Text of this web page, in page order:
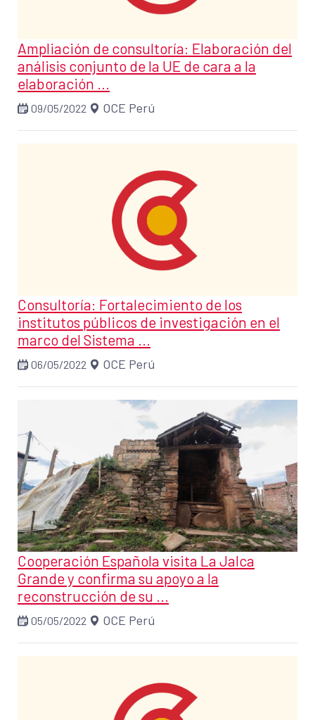
Ampliación de consultoría: Elaboración del
análisis conjunto de la UE de cara a la
elaboración ...
09/05/2022 OCE Perú
Consultoría: Fortalecimiento de los
institutos públicos de investigación en el
marco del Sistema ...
06/05/2022 OCE Perú
Cooperación Española visita La Jalca
Grande y confirma su apoyo a la
reconstrucción de su ...
05/05/2022 OCE Perú